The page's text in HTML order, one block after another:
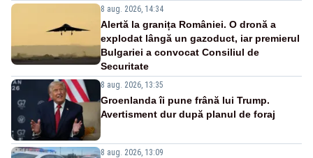
8 aug. 2026, 14:34
Alertă la granița României. O dronă a
explodat lângă un gazoduct, iar premierul
Bulgariei a convocat Consiliul de
Securitate
8 aug. 2026, 13:35
Groenlanda îi pune frână lui Trump.
Avertisment dur după planul de foraj
8 aug. 2026, 13:09